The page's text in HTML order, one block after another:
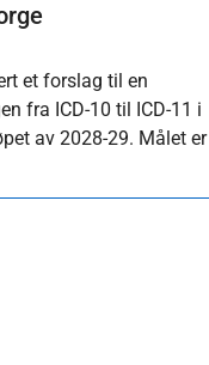
et forslag til en
fra ICD-10 til ICD-11 i
av 2028-29. Målet er